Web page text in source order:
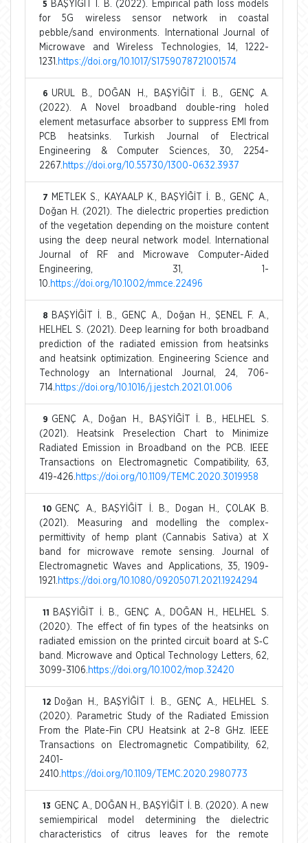
5
BAŞYİĞİT İ. B. (2022). Empirical path loss models
for 5G wireless sensor network in coastal
pebble/sand environments. International Journal of
Microwave and Wireless Technologies, 14, 1222-
1231. https://doi.org/10.1017/S1759078721001574
6 URUL B., DOĞAN H., BAŞYİĞİT İ. B., GENÇ A.
(2022). A Novel broadband double-ring holed
element metasurface absorber to suppress EMI from
PCB heatsinks. Turkish Journal of Electrical
Engineering & Computer Sciences, 30, 2254-
2267. https://doi.org/10.55730/1300-0632.3937
7
METLEK S., KAYAALP K., BAŞYİĞİT İ. B., GENÇ A.,
Doğan H. (2021). The dielectric properties prediction
of the vegetation depending on the moisture content
using the deep neural network model. International
Journal of RF and Microwave Computer-Aided
Engineering, 31, 1-
10. https://doi.org/10.1002/mmce.22496
8
BAŞYİĞİT İ. B., GENÇ A., Doğan H., ŞENEL F. A.,
HELHEL S. (2021). Deep learning for both broadband
prediction of the radiated emission from heatsinks
and heatsink optimization. Engineering Science and
Technology an International Journal, 24, 706-
714. https://doi.org/10.1016/j.jestch.2021.01.006
9 GENÇ A., Doğan H., BAŞYİĞİT İ. B., HELHEL S.
(2021). Heatsink Preselection Chart to Minimize
Radiated Emission in Broadband on the PCB. IEEE
Transactions on Electromagnetic Compatibility, 63,
419-426. https://doi.org/10.1109/TEMC.2020.3019958
10 GENÇ A., BAŞYİĞİT İ. B., Dogan H., ÇOLAK B.
(2021). Measuring and modelling the complex-
permittivity of hemp plant (Cannabis Sativa) at X
band for microwave remote sensing. Journal of
Electromagnetic Waves and Applications, 35, 1909-
1921. https://doi.org/10.1080/09205071.2021.1924294
11
BAŞYİĞİT İ. B., GENÇ A., DOĞAN H., HELHEL S.
(2020). The effect of fin types of the heatsinks on
radiated emission on the printed circuit board at S‐C
band. Microwave and Optical Technology Letters, 62,
3099-3106. https://doi.org/10.1002/mop.32420
12
Doğan H., BAŞYİĞİT İ. B., GENÇ A., HELHEL S.
(2020). Parametric Study of the Radiated Emission
From the Plate-Fin CPU Heatsink at 2–8 GHz. IEEE
Transactions on Electromagnetic Compatibility, 62,
2401-
2410. https://doi.org/10.1109/TEMC.2020.2980773
13 GENÇ A., DOĞAN H., BAŞYİĞİT İ. B. (2020). A new
semiempirical model determining the dielectric
characteristics of citrus leaves for the remote